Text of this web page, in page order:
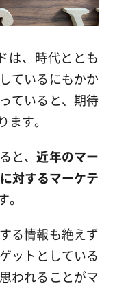
は、時代ととも
ているにもかか
ていると、期待
ます。
と、近年のマー
対するマーケテ
。
る情報も絶えず
ットとしている
われることがマ